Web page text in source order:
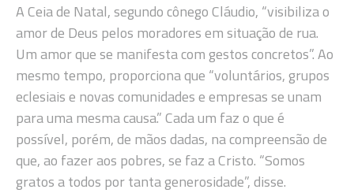
A Ceia de Natal, segundo cônego Cláudio, “visibiliza o
amor de Deus pelos moradores em situação de rua.
Um amor que se manifesta com gestos concretos”. Ao
mesmo tempo, proporciona que “voluntários, grupos
eclesiais e novas comunidades e empresas se unam
para uma mesma causa.” Cada um faz o que é
possível, porém, de mãos dadas, na compreensão de
que, ao fazer aos pobres, se faz a Cristo. “Somos
gratos a todos por tanta generosidade”, disse.